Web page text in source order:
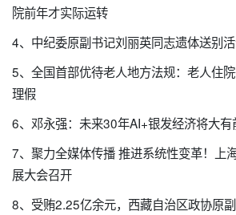
院前年才实际运转
4、中纪委原副书记刘丽英同志遗体送别
5、全国首部优待老人地方法规：老人住
理假
6、邓永强：未来30年AI+银发经济将大有
7、聚力全媒体传播 推进系统性变革！上
展大会召开
8、受贿2.25亿余元，西藏自治区政协原